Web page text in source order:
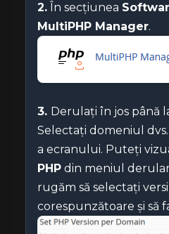
2. În secțiunea
MultiPHP Manager.
3. Derulați în jos până
Selectați domeniul
a ecranului. Puteți
PHP din meniul
rugăm să selectați
corespunzătoare și să